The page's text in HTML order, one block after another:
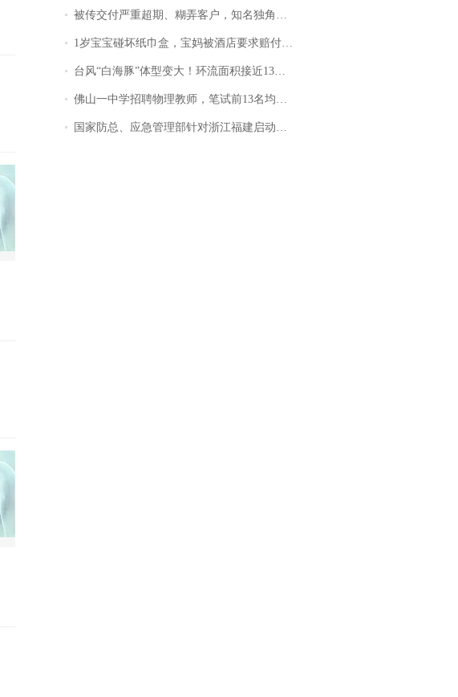
被传交付严重超期、糊弄客户，知名独角兽车企创始人回应：都没证据，将依法采取措施，“本人长期与美国交管局保持沟通，对方表示肯定”
1岁宝宝碰坏纸巾盒，宝妈被酒店要求赔付924元！三亚一酒店回复：骨瓷定制！网友一查价格，吵翻了
台风“白海豚”体型变大！环流面积接近13个浙江那么大
佛山一中学招聘物理教师，笔试前13名均遭淘汰？教育局：已叫停招聘，成立调查组全面核查
国家防总、应急管理部针对浙江福建启动防汛防台风四级应急响应